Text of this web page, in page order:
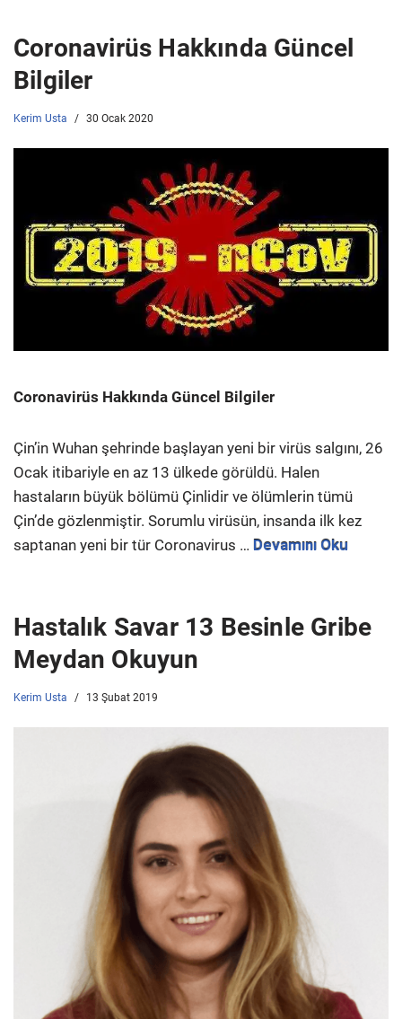
Coronavirüs Hakkında Güncel
Bilgiler
Kerim Usta 30 Ocak 2020
Coronavirüs Hakkında Güncel Bilgiler
Çin’in Wuhan şehrinde başlayan yeni bir virüs salgını, 26
Ocak itibariyle en az 13 ülkede görüldü. Halen
hastaların büyük bölümü Çinlidir ve ölümlerin tümü
Çin’de gözlenmiştir. Sorumlu virüsün, insanda ilk kez
saptanan yeni bir tür Coronavirus … Devamını Oku
Hastalık Savar 13 Besinle Gribe
Meydan Okuyun
Kerim Usta 13 Şubat 2019